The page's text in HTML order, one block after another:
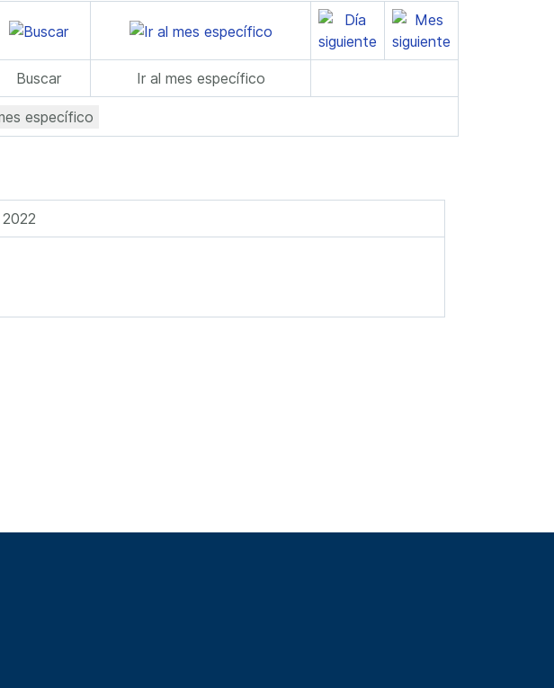
Buscar Ir al mes específico
específico